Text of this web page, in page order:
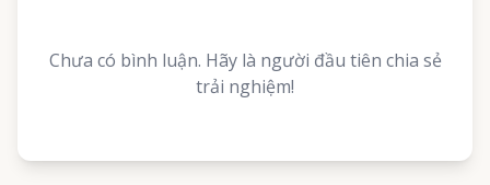
Chưa có bình luận. Hãy là người đầu tiên chia sẻ
trải nghiệm!